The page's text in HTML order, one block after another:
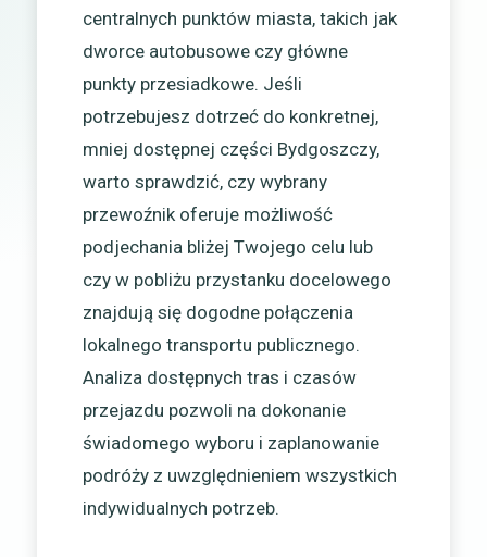
centralnych punktów miasta, takich jak
dworce autobusowe czy główne
punkty przesiadkowe. Jeśli
potrzebujesz dotrzeć do konkretnej,
mniej dostępnej części Bydgoszczy,
warto sprawdzić, czy wybrany
przewoźnik oferuje możliwość
podjechania bliżej Twojego celu lub
czy w pobliżu przystanku docelowego
znajdują się dogodne połączenia
lokalnego transportu publicznego.
Analiza dostępnych tras i czasów
przejazdu pozwoli na dokonanie
świadomego wyboru i zaplanowanie
podróży z uwzględnieniem wszystkich
indywidualnych potrzeb.